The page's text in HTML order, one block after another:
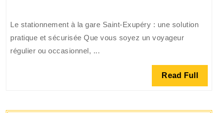
pratique
à
la
Le stationnement à la gare Saint-Exupéry : une solution
pratique et sécurisée Que vous soyez un voyageur
régulier ou occasionnel, ...
Read Full Read
Full